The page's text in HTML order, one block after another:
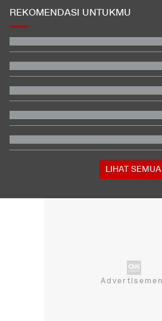
REKOMENDASI UNTUKMU
LIHAT SEMUA